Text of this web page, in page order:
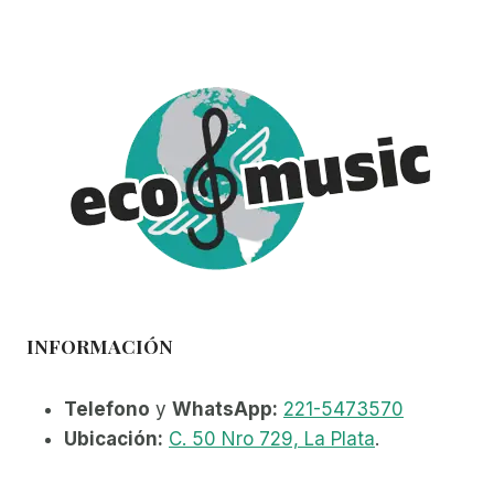
INFORMACIÓN
Telefono y WhatsApp: 221-5473570
Ubicación: C. 50 Nro 729, La Plata.